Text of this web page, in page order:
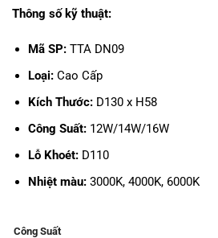
Thông số kỹ thuật:
Mã SP:TTA DN09
Loại: Cao Cấp
Kích Thước:D130 x H58
Công Suất: 12W/14W/16W
Lỗ Khoét:D110
Nhiệt màu:3000K, 4000K, 6000K
Công Suất